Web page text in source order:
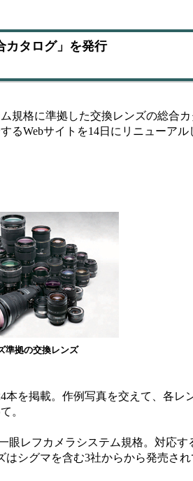
カタログ」を発行
格に準拠した交換レンズの総合カ
Webサイトを14日にリニューアル
準拠の交換レンズ
を掲載。作例写真を交えて、各レ
。
レフカメラシステム規格。対応す
シグマを含む3社からから発売され